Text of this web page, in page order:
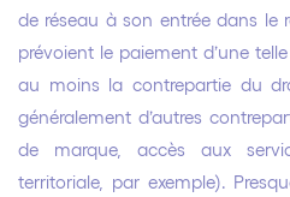
de réseau à son entrée dans le
prévoient le paiement d’une
au moins la contrepartie du
généralement d’autres
de marque, accès aux
territoriale, par exemple).